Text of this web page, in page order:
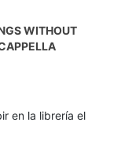
WITHOUT
en la librería el